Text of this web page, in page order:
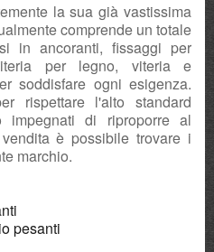
la sua già vastissima
comprende un totale
in ancoranti, fissaggi per
per legno, viteria e
soddisfare ogni esigenza.
rispettare l'alto standard
di riproporre al
è possibile trovare i
marchio.
pesanti